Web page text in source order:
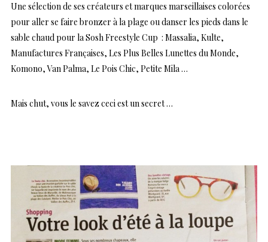
Une sélection de ses créateurs et marques marseillaises colorées
pour aller se faire bronzer à la plage ou danser les pieds dans le
sable chaud pour la Sosh Freestyle Cup : Massalia, Kulte,
Manufactures Françaises, Les Plus Belles Lunettes du Monde,
Komono, Van Palma, Le Pois Chic, Petite Mila …
Mais chut, vous le savez ceci est un secret …